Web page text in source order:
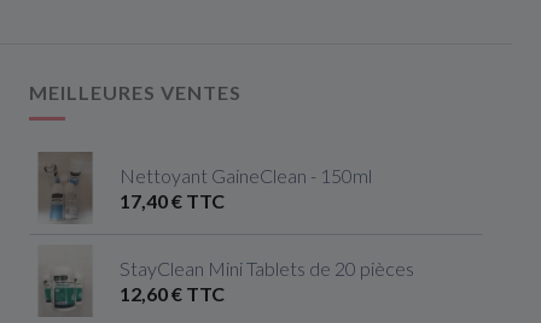
MEILLEURES VENTES
Nettoyant GaineClean - 150ml
17,40 € TTC
StayClean Mini Tablets de 20 pièces
12,60 € TTC